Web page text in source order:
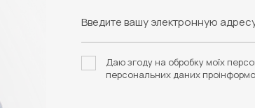
Даю згоду на обробку моїх
персональних даних